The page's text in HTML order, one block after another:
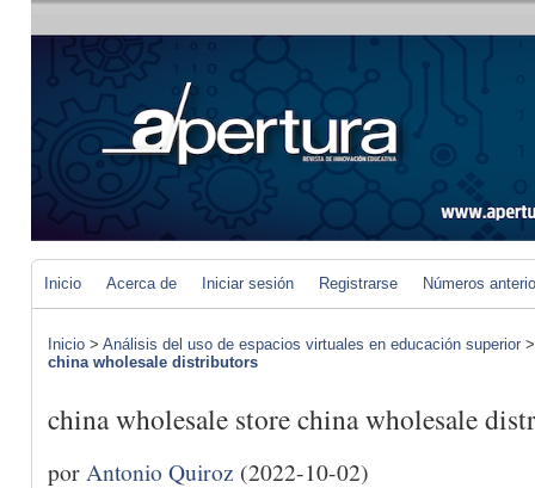
Inicio Acerca de Iniciar sesión Registrarse Números
Inicio > Análisis del uso de espacios virtuales en educación superior
china wholesale distributors
china wholesale store china wholesale
por Antonio Quiroz (2022-10-02)